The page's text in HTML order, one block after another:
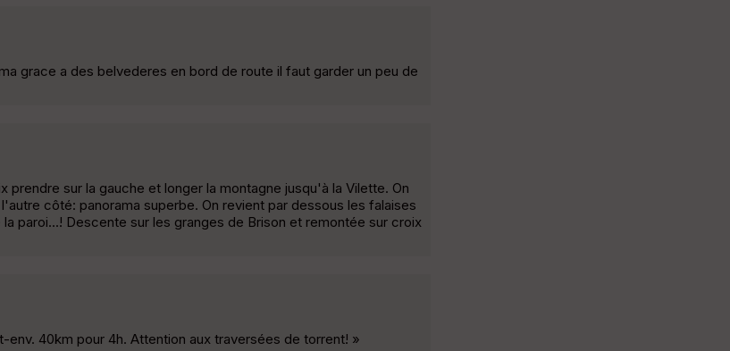
grace a des belvederes en bord de route il faut garder un peu de
sur la gauche et longer la montagne jusqu'à la Vilette. On
côté: panorama superbe. On revient par dessous les falaises
paroi...! Descente sur les granges de Brison et remontée sur croix
40km pour 4h. Attention aux traversées de torrent! »